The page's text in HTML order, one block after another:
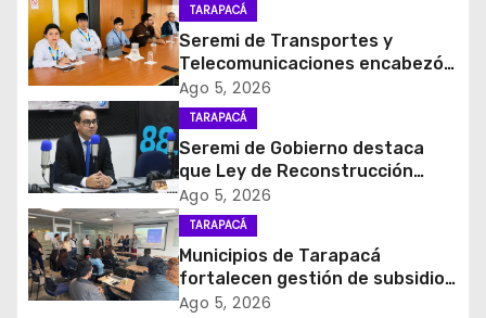
c
i
ó
n
d
e
e
TARAPACÁ
Seremi de Transportes y
Telecomunicaciones encabezó
primera mesa de coordinación
para el retiro de cables en
desuso en Iquique
Ago 5, 2026
TARAPACÁ
Seremi de Gobierno destaca
que Ley de Reconstrucción
Nacional impulsará la inversión
y el empleo en Tarapacá
Ago 5, 2026
TARAPACÁ
Municipios de Tarapacá
fortalecen gestión de subsidios
de agua potable en jornada
Ago 5, 2026